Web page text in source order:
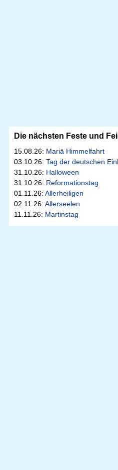
Die nächsten Feste und
15.08.26: Mariä Himmelfahrt
03.10.26: Tag der deutschen
31.10.26: Halloween
31.10.26: Reformationstag
01.11.26: Allerheiligen
02.11.26: Allerseelen
11.11.26: Martinstag